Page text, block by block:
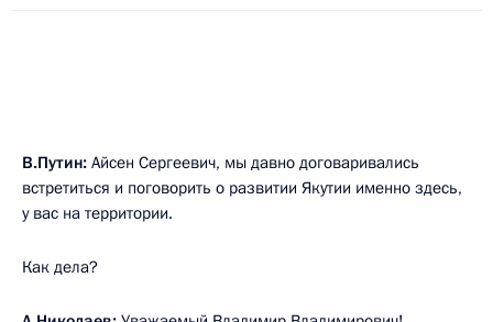
В.Путин: Айсен Сергеевич, мы давно договаривались
встретиться и поговорить о развитии Якутии именно здесь,
у вас на территории.
Как дела?